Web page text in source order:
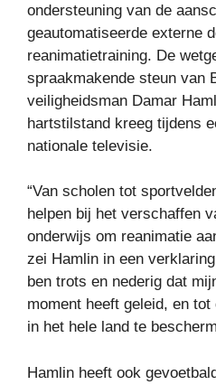
ondersteuning van de
geautomatiseerde externe
reanimatietraining. De
spraakmakende steun van
veiligheidsman Damar
hartstilstand kreeg tijdens
nationale televisie.
“Van scholen tot
helpen bij het verschaffen
onderwijs om reanimatie
zei Hamlin in een
ben trots en nederig dat
moment heeft geleid, en
in het hele land te
Hamlin heeft ook